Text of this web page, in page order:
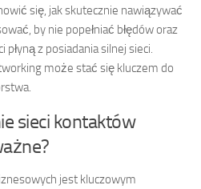
się, jak skutecznie nawiązywać
by nie popełniać błędów oraz
z posiadania silnej sieci.
może stać się kluczem do
sieci kontaktów
jest kluczowym